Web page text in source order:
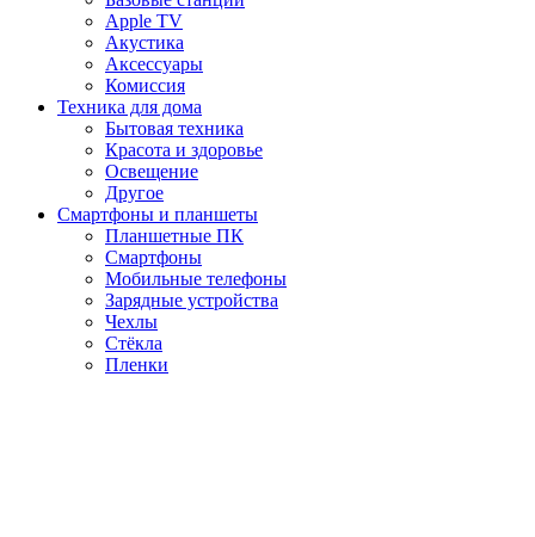
Apple TV
Акустика
Аксессуары
Комиссия
Техника для дома
Бытовая техника
Красота и здоровье
Освещение
Другое
Смартфоны и планшеты
Планшетные ПК
Смартфоны
Мобильные телефоны
Зарядные устройства
Чехлы
Стёкла
Пленки